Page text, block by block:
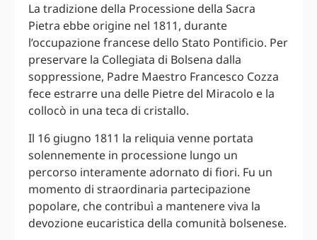
La tradizione della Processione della Sacra
Pietra ebbe origine nel 1811, durante
l’occupazione francese dello Stato Pontificio. Per
preservare la Collegiata di Bolsena dalla
soppressione, Padre Maestro Francesco Cozza
fece estrarre una delle Pietre del Miracolo e la
collocò in una teca di cristallo.
Il 16 giugno 1811 la reliquia venne portata
solennemente in processione lungo un
percorso interamente adornato di fiori. Fu un
momento di straordinaria partecipazione
popolare, che contribuì a mantenere viva la
devozione eucaristica della comunità bolsenese.